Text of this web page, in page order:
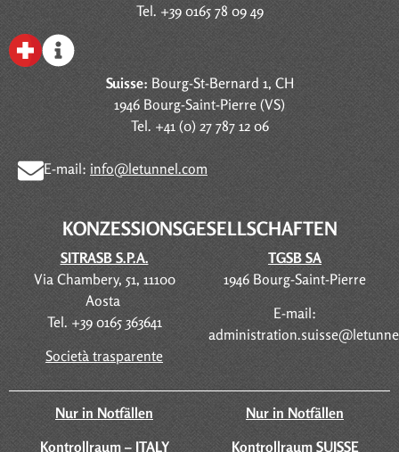
Tel. +39 0165 78 09 49
Suisse: Bourg-St-Bernard 1, CH
1946 Bourg-Saint-Pierre (VS)
Tel. +41 (0) 27 787 12 06
E-mail: info@letunnel.com
KONZESSIONSGESELLSCHAFTEN
SITRASB S.P.A.
Via Chambery, 51, 11100
Aosta
Tel. +39 0165 363641
Società trasparente
TGSB SA
1946 Bourg-Saint-Pierre
E-mail:
Nur in Notfällen
Kontrollraum – ITALY
Nur in Notfällen
Kontrollraum SUISSE